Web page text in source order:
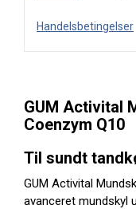
Handelsbetingelser
GUM Activital
Coenzym Q10
Til sundt
GUM Activital
avanceret mundskyl